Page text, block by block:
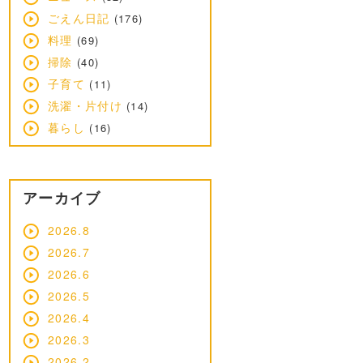
ごえん日記 (176)
料理 (69)
掃除 (40)
子育て (11)
洗濯・片付け (14)
暮らし (16)
アーカイブ
2026.8
2026.7
2026.6
2026.5
2026.4
2026.3